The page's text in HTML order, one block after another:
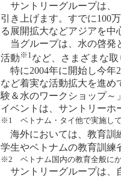
サントリーグループは、
引き上げます。すでに100
る展開拡大などアジアを中
当グループは、水の啓発
活動 ※1など、さまざまな取
特に2004年に開始し今年
など着実な活動拡大を進め
験＆水のワークショップ～
イベントは、サントリーホ
※1 ベトナム・タイ他で実施して
海外においては、教育訓
学生やベトナムの教育訓
※2 ベトナム国内の教育全般に
サントリーグループは、